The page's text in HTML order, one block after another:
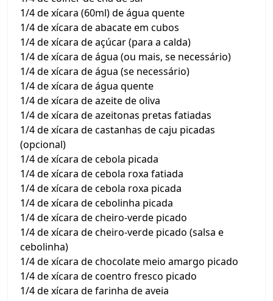
1/4 de xícara (60ml) de água quente
1/4 de xícara de abacate em cubos
1/4 de xícara de açúcar (para a calda)
1/4 de xícara de água (ou mais, se necessário)
1/4 de xícara de água (se necessário)
1/4 de xícara de água quente
1/4 de xícara de azeite de oliva
1/4 de xícara de azeitonas pretas fatiadas
1/4 de xícara de castanhas de caju picadas
(opcional)
1/4 de xícara de cebola picada
1/4 de xícara de cebola roxa fatiada
1/4 de xícara de cebola roxa picada
1/4 de xícara de cebolinha picada
1/4 de xícara de cheiro-verde picado
1/4 de xícara de cheiro-verde picado (salsa e
cebolinha)
1/4 de xícara de chocolate meio amargo picado
1/4 de xícara de coentro fresco picado
1/4 de xícara de farinha de aveia